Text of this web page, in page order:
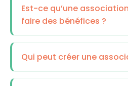
Est-ce qu’une
faire des bénéfices ?
Qui peut créer une